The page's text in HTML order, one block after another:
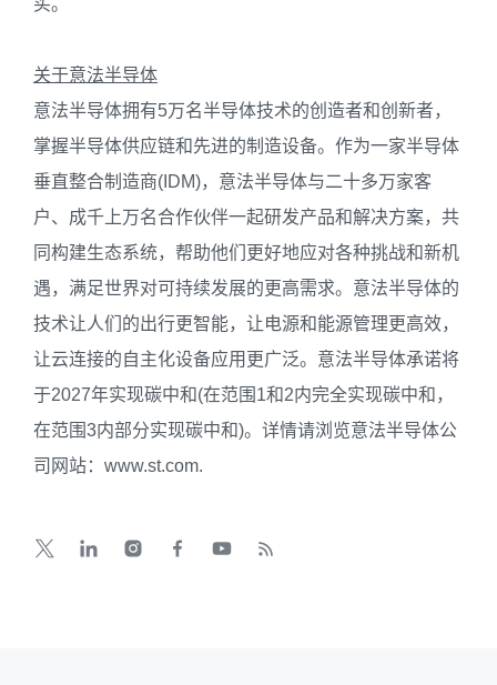
买。
关于意法半导体
意法半导体拥有5万名半导体技术的创造者和创新者，
掌握半导体供应链和先进的制造设备。作为一家半导体
垂直整合制造商(IDM)，意法半导体与二十多万家客
户、成千上万名合作伙伴一起研发产品和解决方案，共
同构建生态系统，帮助他们更好地应对各种挑战和新机
遇，满足世界对可持续发展的更高需求。意法半导体的
技术让人们的出行更智能，让电源和能源管理更高效，
让云连接的自主化设备应用更广泛。意法半导体承诺将
于2027年实现碳中和(在范围1和2内完全实现碳中和，
在范围3内部分实现碳中和)。详情请浏览意法半导体公
司网站：www.st.com.